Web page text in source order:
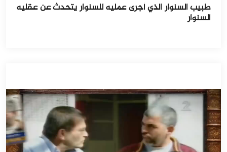
طبيب السنوار الذي أجرى عمليه للسنوار يتحدث عن عقليه
السنوار